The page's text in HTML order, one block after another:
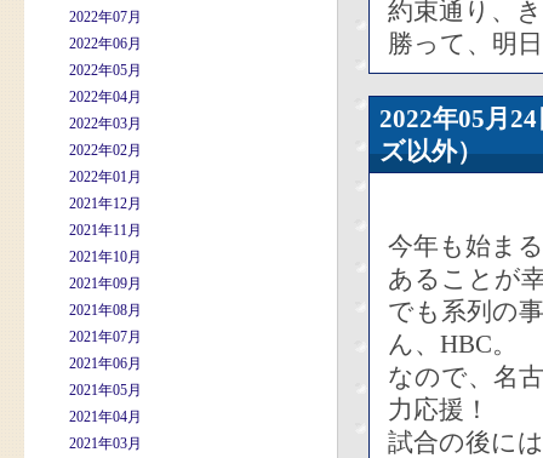
2022年07月
2022年06月
2022年05月
2022年04月
2022年03月
2022年02月
2022年01月
2021年12月
2021年11月
2021年10月
2021年09月
2021年08月
2021年07月
2021年06月
2021年05月
2021年04月
2021年03月
約束通り、
勝って、明
2022年05
ズ以外）
今年も始ま
あることが
でも系列の
ん、HBC。
なので、名
力応援！
試合の後に